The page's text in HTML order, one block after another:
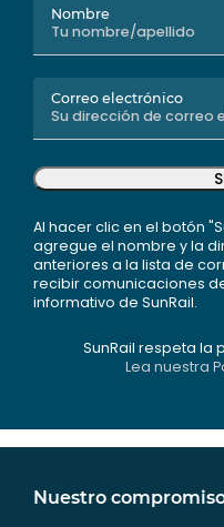
Nombre
Correo electrónico
Al hacer clic en el botón
agregue el nombre y la
anteriores a la lista de
recibir comunicaciones
informativo de SunRail.
SunRail respeta la
Lea nuestra
Nuestro